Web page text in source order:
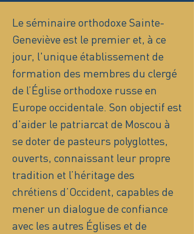
Le séminaire orthodoxe Sainte-
Geneviève est le premier et, à ce
jour, l'unique établissement de
formation des membres du clergé
de l’Église orthodoxe russe en
Europe occidentale. Son objectif est
d'aider le patriarcat de Moscou à
se doter de pasteurs polyglottes,
ouverts, connaissant leur propre
tradition et l’héritage des
chrétiens d’Occident, capables de
mener un dialogue de confiance
avec les autres Églises et de